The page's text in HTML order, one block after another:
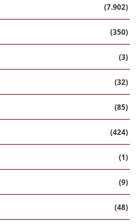
(7.902)
(350)
(3)
(32)
(85)
(424)
(1)
(9)
(48)